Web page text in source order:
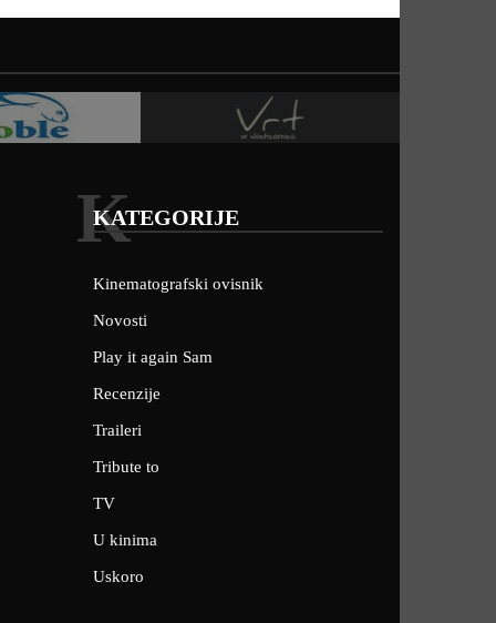
KATEGORIJE
K
Kinematografski ovisnik
Novosti
Play it again Sam
Recenzije
Traileri
Tribute to
TV
U kinima
Uskoro